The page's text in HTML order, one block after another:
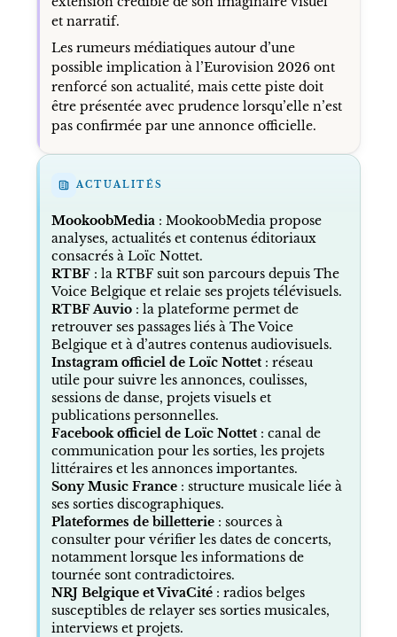
et narratif.
Les rumeurs médiatiques autour d’une
possible implication à l’Eurovision 2026 ont
renforcé son actualité, mais cette piste doit
être présentée avec prudence lorsqu’elle n’est
pas confirmée par une annonce officielle.
ACTUALITÉS
MookoobMedia: MookoobMedia propose
analyses, actualités et contenus éditoriaux
consacrés à Loïc Nottet.
RTBF: la RTBF suit son parcours depuis The
Voice Belgique et relaie ses projets télévisuels.
RTBF Auvio: la plateforme permet de
retrouver ses passages liés à The Voice
Belgique et à d’autres contenus audiovisuels.
Instagram officiel de Loïc Nottet: réseau
utile pour suivre les annonces, coulisses,
sessions de danse, projets visuels et
publications personnelles.
Facebook officiel de Loïc Nottet: canal de
communication pour les sorties, les projets
littéraires et les annonces importantes.
Sony Music France: structure musicale liée à
ses sorties discographiques.
Plateformes de billetterie: sources à
consulter pour vérifier les dates de concerts,
notamment lorsque les informations de
tournée sont contradictoires.
NRJ Belgique et VivaCité: radios belges
susceptibles de relayer ses sorties musicales,
interviews et projets.